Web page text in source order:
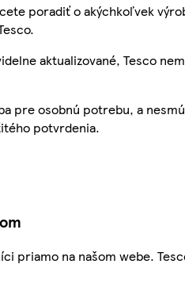
poradiť o akýchkoľvek
aktualizované, Tesco
pre osobnú potrebu, a
potvrdenia.
priamo na našom webe.